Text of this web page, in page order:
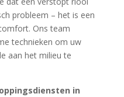
probleem – het is een
Ons team
technieken om uw
aan het milieu te
in